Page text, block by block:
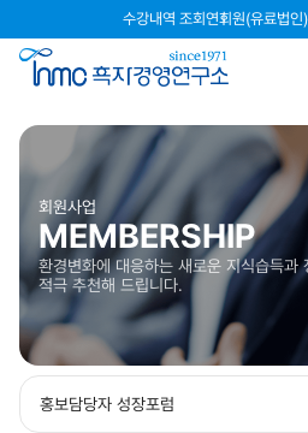
수강내역 조회 연회원(유료법인
회원사업
MEMBERSHIP
환경변화에 대응하는 새로운 지식습득과
적극 추천해 드립니다.
홍보담당자 성장포럼